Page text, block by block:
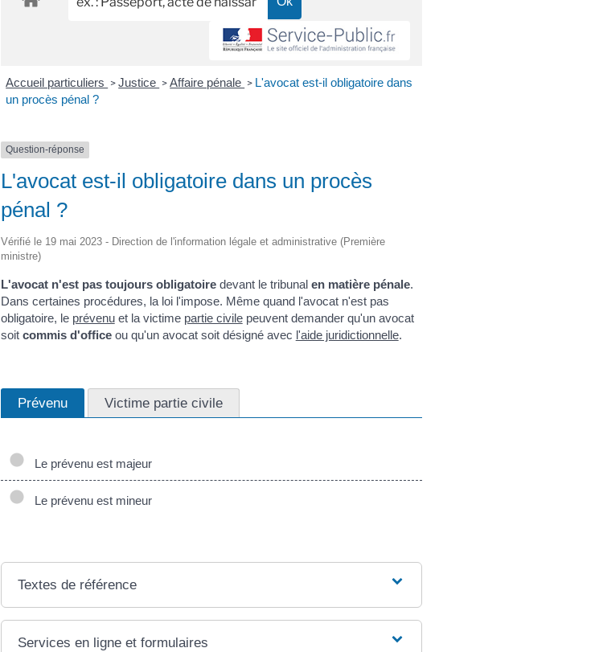
Accueil particuliers >Justice >Affaire pénale > L'avocat est-il obligatoire dans
un procès pénal ?
Question-réponse
L'avocat est-il obligatoire dans un procès
pénal ?
Vérifié le 19 mai 2023 - Direction de l'information légale et administrative (Première
ministre)
L'avocat n'est pas toujours obligatoiredevant le tribunalen matière pénale.
Dans certaines procédures, la loi l'impose. Même quand l'avocat n'est pas
obligatoire, le prévenuet la victime partie civilepeuvent demander qu'un avocat
soit commis d'officeou qu'un avocat soit désigné avec l'aide juridictionnelle.
Prévenu Victime partie civile
Le prévenu est majeur
Le prévenu est mineur
Textes de référence
Services en ligne et formulaires